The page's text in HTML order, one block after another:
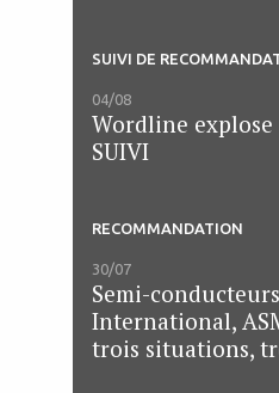
SUIVI DE
04/08
Wordline explose
SUIVI
RECOMMANDATION
30/07
Semi-
International,
trois situations,